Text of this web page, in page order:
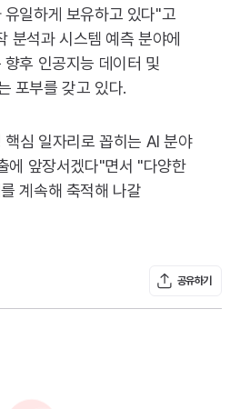
일하게 보유하고 있다"고
분석과 시스템 예측 분야에
후 인공지능 데이터 및
포부를 갖고 있다.
심 일자리로 꼽히는 AI 분야
에 앞장서겠다"면서 "다양한
계속해 축적해 나갈
공유하기